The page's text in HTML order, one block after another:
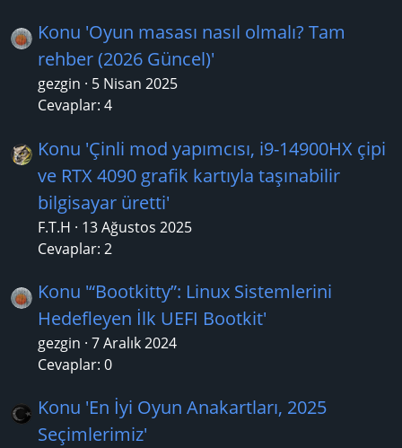
Konu 'Oyun masası nasıl olmalı? Tam
rehber (2026 Güncel)'
gezgin
5 Nisan 2025
Cevaplar: 4
Konu 'Çinli mod yapımcısı, i9-14900HX çipi
ve RTX 4090 grafik kartıyla taşınabilir
bilgisayar üretti'
F.T.H
13 Ağustos 2025
Cevaplar: 2
Konu '“Bootkitty”: Linux Sistemlerini
Hedefleyen İlk UEFI Bootkit'
gezgin 7 Aralık 2024
Cevaplar: 0
Konu 'En İyi Oyun Anakartları, 2025
Seçimlerimiz'